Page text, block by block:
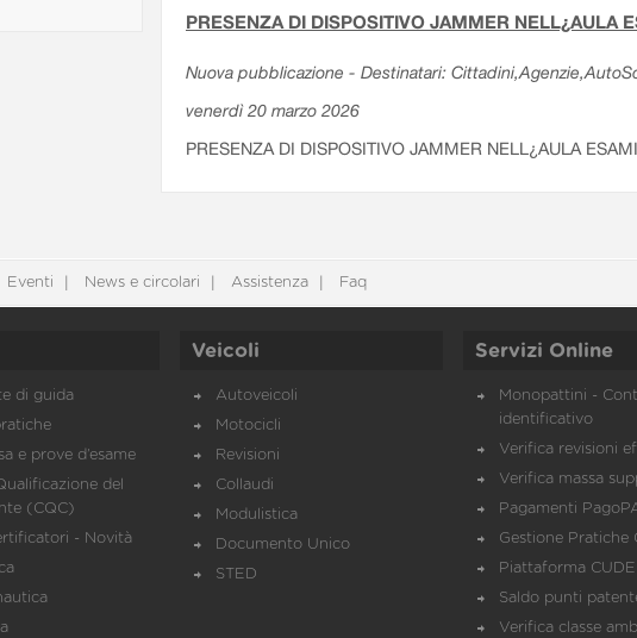
PRESENZA DI DISPOSITIVO JAMMER NELL¿AULA
Nuova pubblicazione - Destinatari:
venerdì 20 marzo 2026
PRESENZA DI DISPOSITIVO JAMMER NELL¿AULA ESAMI
Eventi News e circolari Assistenza Faq
di guida
e prove d’esame
del
(CQC)
- Novità
Veicoli
Autoveicoli
Motocicli
Revisioni
Collaudi
Modulistica
Documento Unico
STED
Servizi Online
Monopattini -
identificativo
Verifica revisioni
Verifica massa
Pagamenti
Gestione Pratiche
Piattaforma CUDE
Saldo punti
Verifica classe